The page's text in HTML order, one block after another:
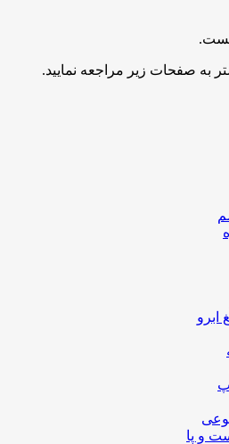
به صفحات زیر مراجعه نمایید.
ابرو
و پا